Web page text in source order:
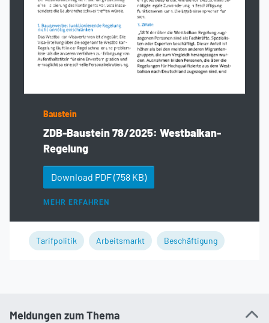
Baustein
ZDB-Baustein 78/2025: Westbalkan-
Regelung
Download PDF(758 KB)
MEHR ERFAHREN
Tarifpolitik Arbeitsmarkt Beschäftigung
Meldungen zum Thema